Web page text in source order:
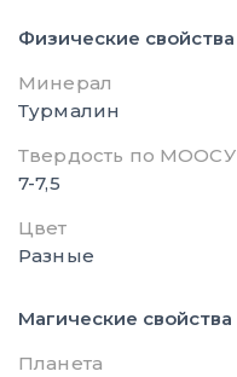
Физические свойства
Минерал
Турмалин
Твердость по МООСУ
7-7,5
Цвет
Разные
Магические свойства
Планета